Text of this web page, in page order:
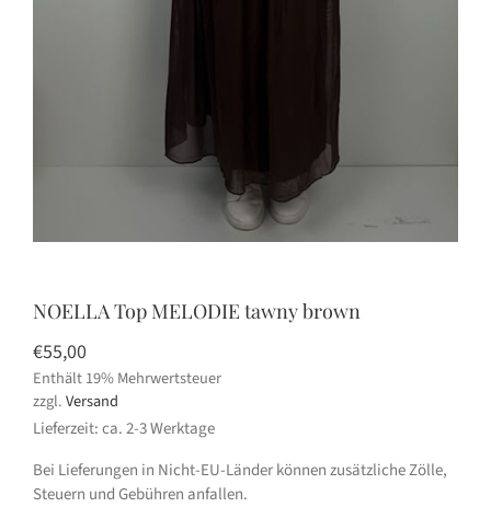
NOELLA Top MELODIE tawny brown
€55,00
Enthält 19% Mehrwertsteuer
zzgl.Versand
Lieferzeit: ca. 2-3 Werktage
Bei Lieferungen in Nicht-EU-Länder können zusätzliche Zölle,
Steuern und Gebühren anfallen.